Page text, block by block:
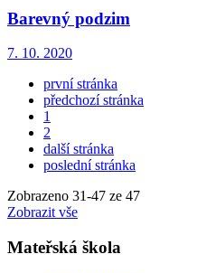
Barevný podzim
7. 10. 2020
první stránka
předchozí stránka
1
2
další stránka
poslední stránka
Zobrazeno 31-47 ze 47
Zobrazit vše
Mateřská škola